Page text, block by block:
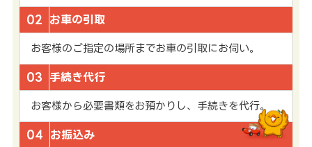
02 お車の引取
お客様のご指定の場所までお車の引取にお伺い。
03 手続き代行
お客様から必要書類をお預かりし、手続きを代行。
04 お振込み